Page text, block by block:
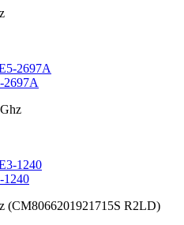
2697A
1240
(CM8066201921715S R2LD)